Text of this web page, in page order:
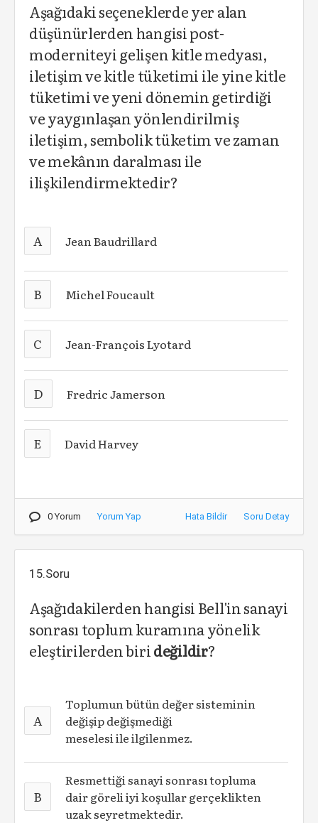
Aşağıdaki seçeneklerde yer alan
düşünürlerden hangisi post-
moderniteyi gelişen kitle medyası,
iletişim ve kitle tüketimi ile yine kitle
tüketimi ve yeni dönemin getirdiği
ve yaygınlaşan yönlendirilmiş
iletişim, sembolik tüketim ve zaman
ve mekânın daralması ile
ilişkilendirmektedir?
A Jean Baudrillard
B Michel Foucault
C Jean-François Lyotard
D Fredric Jamerson
E David Harvey
0 Yorum Yorum Yap Hata Bildir Soru Detay
15.Soru
Aşağıdakilerden hangisi Bell'in sanayi
sonrası toplum kuramına yönelik
eleştirilerden birideğildir?
A
Toplumun bütün değer sisteminin
değişip değişmediği
meselesi ile ilgilenmez.
B
Resmettiği sanayi sonrası topluma
dair göreli iyi koşullar gerçeklikten
uzak seyretmektedir.